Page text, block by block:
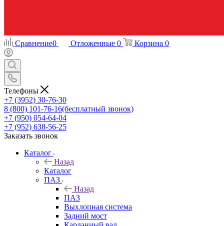
Сравнение0 Отложенные 0 Корзина 0
Телефоны
+7 (3952) 30-76-30
8 (800) 101-76-16(бесплатный звонок)
+7 (950) 054-64-04
+7 (952) 638-56-25
Заказать звонок
Каталог
Назад
Каталог
ПАЗ
Назад
ПАЗ
Выхлопная система
Задний мост